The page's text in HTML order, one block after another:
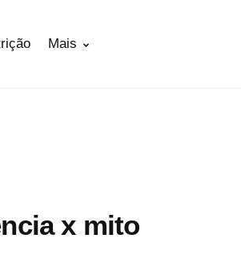
Mais
x mito